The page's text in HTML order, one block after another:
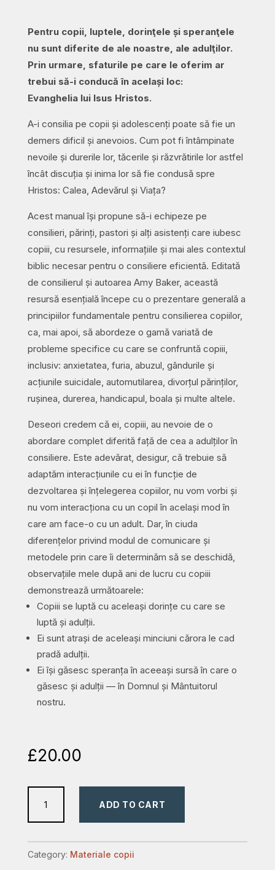
Pentru copii, luptele, dorinţele și speranţele
nu sunt diferite de ale noastre, ale adulţilor.
Prin urmare, sfaturile pe care le oferim ar
trebui să-i conducă în același loc:
Evanghelia lui Isus Hristos.
A-i consilia pe copii și adolescenți poate să fie un
demers dificil și anevoios. Cum pot fi întâmpinate
nevoile și durerile lor, tăcerile și răzvrătirile lor astfel
încât discuția și inima lor să fie condusă spre
Hristos: Calea, Adevărul și Viața?
Acest manual își propune să-i echipeze pe
consilieri, părinți, pastori și alți asistenți care iubesc
copiii, cu resursele, informațiile și mai ales contextul
biblic necesar pentru o consiliere eficientă. Editată
de consilierul și autoarea Amy Baker, această
resursă esențială începe cu o prezentare generală a
principiilor fundamentale pentru consilierea copiilor,
ca, mai apoi, să abordeze o gamă variată de
probleme specifice cu care se confruntă copiii,
inclusiv: anxietatea, furia, abuzul, gândurile și
acțiunile suicidale, automutilarea, divorțul părinților,
rușinea, durerea, handicapul, boala și multe altele.
Deseori credem că ei, copiii, au nevoie de o
abordare complet diferită față de cea a adulților în
consiliere. Este adevărat, desigur, că trebuie să
adaptăm interacțiunile cu ei în funcție de
dezvoltarea și înțelegerea copiilor, nu vom vorbi și
nu vom interacționa cu un copil în același mod în
care am face-o cu un adult. Dar, în ciuda
diferențelor privind modul de comunicare și
metodele prin care îi determinăm să se deschidă,
observațiile mele după ani de lucru cu copiii
demonstrează următoarele:
Copiii se luptă cu aceleași dorințe cu care se
luptă și adulții.
Ei sunt atrași de aceleași minciuni cărora le cad
pradă adulții.
Ei își găsesc speranța în aceeași sursă în care o
găsesc și adulții — în Domnul și Mântuitorul
nostru.
£20.00
a
copiilor
ADD TO CART
Category: Materiale copii